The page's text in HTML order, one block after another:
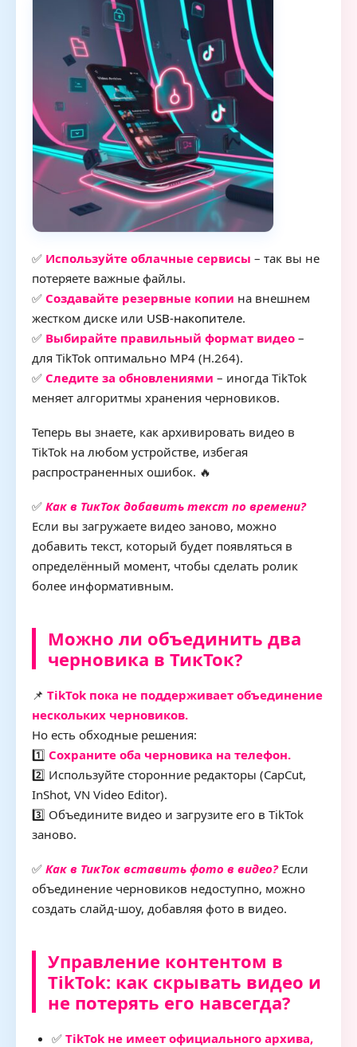
✅ Используйте облачные сервисы – так вы не
потеряете важные файлы.
✅ Создавайте резервные копии на внешнем
жестком диске или USB-накопителе.
✅ Выбирайте правильный формат видео –
для TikTok оптимально MP4 (H.264).
✅ Следите за обновлениями – иногда TikTok
меняет алгоритмы хранения черновиков.
Теперь вы знаете, как архивировать видео в
TikTok на любом устройстве, избегая
распространенных ошибок. 🔥
✅ Как в ТикТок добавить текст по времени?
Если вы загружаете видео заново, можно
добавить текст, который будет появляться в
определённый момент, чтобы сделать ролик
более информативным.
Можно ли объединить два
черновика в ТикТок?
📌 TikTok пока не поддерживает объединение
нескольких черновиков.
Но есть обходные решения:
1️⃣ Сохраните оба черновика на телефон.
2️⃣ Используйте сторонние редакторы (CapCut,
InShot, VN Video Editor).
3️⃣ Объедините видео и загрузите его в TikTok
заново.
✅ Как в ТикТок вставить фото в видео?Если
объединение черновиков недоступно, можно
создать слайд-шоу, добавляя фото в видео.
Управление контентом в
TikTok: как скрывать видео и
не потерять его навсегда?
✅ TikTok не имеет официального архива,